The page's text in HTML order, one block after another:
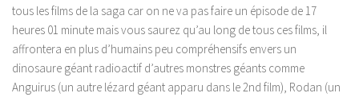
tous les films de la saga car on ne va pas faire un épisode de 17
heures 01 minute mais vous saurez qu’au long de tous ces films, il
affrontera en plus d’humains peu compréhensifs envers un
dinosaure géant radioactif d’autres monstres géants comme
Anguirus (un autre lézard géant apparu dans le 2nd film), Rodan (un